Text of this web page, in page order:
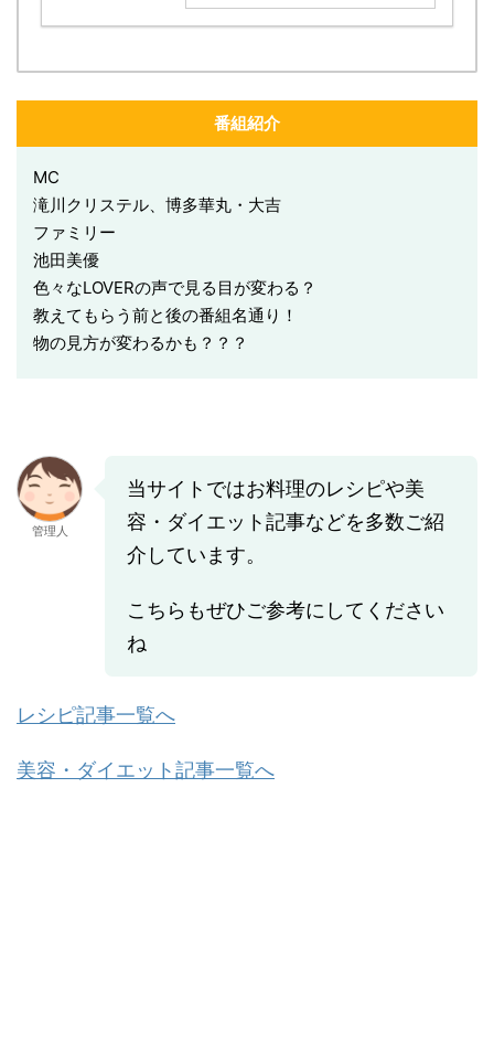
番組紹介
MC
滝川クリステル、博多華丸・大吉
ファミリー
池田美優
色々なLOVERの声で見る目が変わる？
教えてもらう前と後の番組名通り！
物の見方が変わるかも？？？
管理人
当サイトではお料理のレシピや美
容・ダイエット記事などを多数ご紹
介しています。
こちらもぜひご参考にしてください
ね
レシピ記事一覧へ
美容・ダイエット記事一覧へ